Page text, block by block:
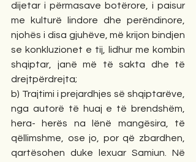
dijetar i përmasave botërore, i paisur
me kulturë lindore dhe perëndinore,
njohës i disa gjuhëve, më krijon bindjen
se konkluzionet e tij, lidhur me kombin
shqiptar, janë më të sakta dhe të
drejtpërdrejta;
b) Trajtimi i prejardhjes së shqiptarëve,
nga autorë të huaj e të brendshëm,
hera- herës na lënë mangësira, të
qëllimshme, ose jo, por që zbardhen,
qartësohen duke lexuar Samiun. Në